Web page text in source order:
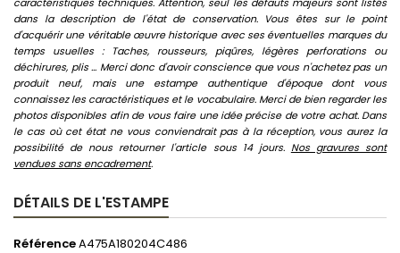
dans la description de l'état de conservation. Vous êtes sur le point
d'acquérir une véritable œuvre historique avec ses éventuelles marques du
temps usuelles : Taches, rousseurs, piqûres, légères perforations ou
déchirures, plis ... Merci donc d'avoir conscience que vous n'achetez pas un
produit neuf, mais une estampe authentique d'époque dont vous
connaissez les caractéristiques et le vocabulaire. Merci de bien regarder les
photos disponibles afin de vous faire une idée précise de votre achat. Dans
le cas où cet état ne vous conviendrait pas à la réception, vous aurez la
possibilité de nous retourner l'article sous 14 jours. Nos gravures sont
vendues sans encadrement.
DÉTAILS DE L'ESTAMPE
RéférenceA475A180204C486